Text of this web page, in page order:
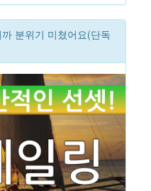
분위기 미쳤어요(단독